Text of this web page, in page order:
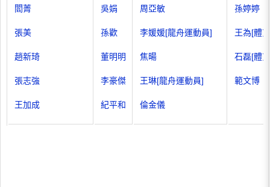
閻菁
張美
趙新琦
張志強
王加成
吳娟
孫歡
董明明
李豪傑
紀平和
周亞敏
李媛媛[龍舟運動員]
焦暘
王琳[龍舟運動員]
倫金儀
孫婷婷
王為[體
石磊[體
範文博